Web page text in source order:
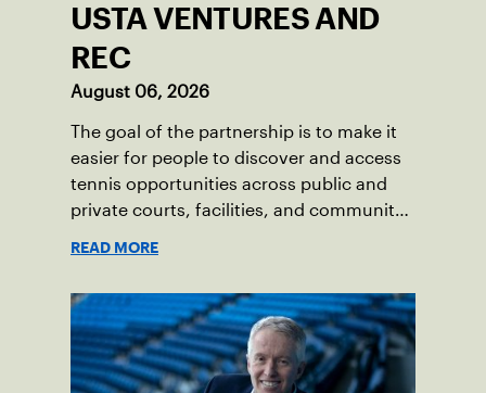
USTA VENTURES AND
REC
August 06, 2026
The goal of the partnership is to make it
easier for people to discover and access
tennis opportunities across public and
private courts, facilities, and community
READ MORE